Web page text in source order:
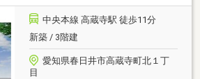
中央本線 高蔵寺駅 徒歩11分
新築 / 3階建
愛知県春日井市高蔵寺町北１丁
目